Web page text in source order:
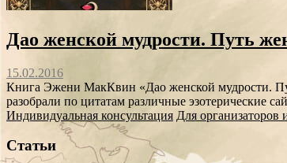
Дао женской мудрости. Путь
15.02.2016
Книга Эжени МакКвин «Дао женской мудрости.
разобрали по цитатам различные
Индивидуальная консультация Для организаторов
Статьи